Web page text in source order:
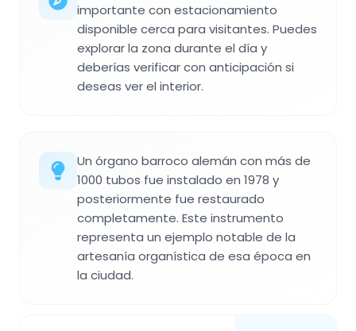
importante con estacionamiento
disponible cerca para visitantes. Puedes
explorar la zona durante el día y
deberías verificar con anticipación si
deseas ver el interior.
Un órgano barroco alemán con más de
1000 tubos fue instalado en 1978 y
posteriormente fue restaurado
completamente. Este instrumento
representa un ejemplo notable de la
artesanía organística de esa época en
la ciudad.